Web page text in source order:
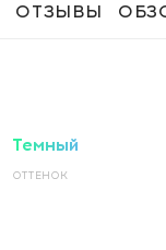
ОТЗЫВЫ
Темный
ОТТЕНОК